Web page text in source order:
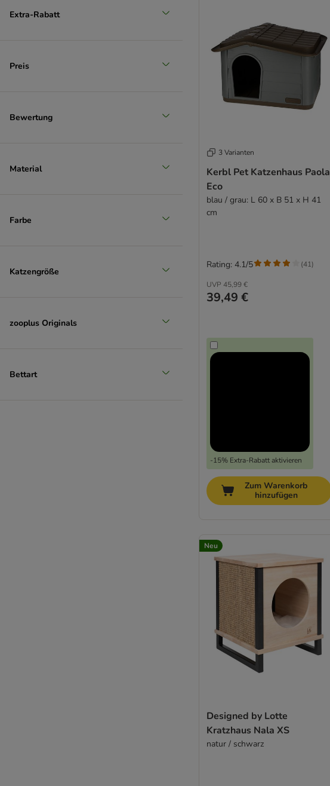
Extra-Rabatt
Preis
Bewertung
Material
Farbe
Katzengröße
zooplus Originals
Bettart
3 Varianten
Kerbl Pet Katzenhaus Paola
Eco
blau / grau: L 60 x B 51 x H 41
cm
UVP 45,99 €
39,49 €
-15% Extra-Rabatt aktivieren
Rating: 4.1/5 (41)
Zum Warenkorb
hinzufügen
Neu
Designed by Lotte
Kratzhaus Nala XS
natur / schwarz